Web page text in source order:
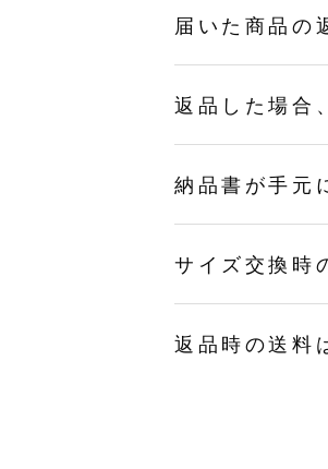
届いた商品の
返品した場合
納品書が手元
サイズ交換時
返品時の送料